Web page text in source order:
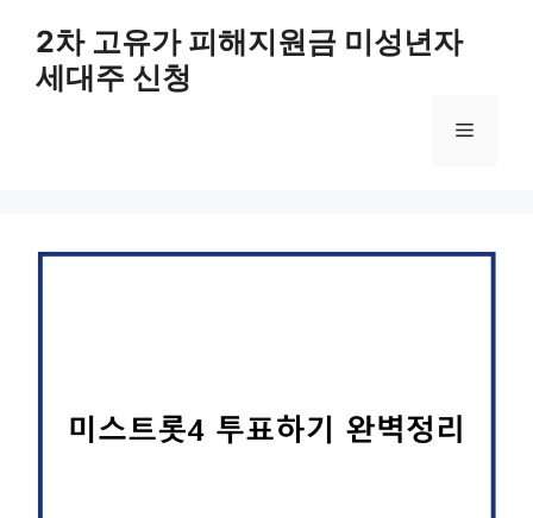
2차 고유가 피해지원금 미성년자
세대주 신청
메